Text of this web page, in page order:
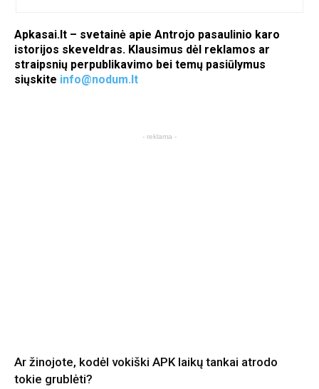
Apkasai.lt – svetainė apie Antrojo pasaulinio karo
istorijos skeveldras. Klausimus dėl reklamos ar
straipsnių perpublikavimo bei temų pasiūlymus
siųskite info@nodum.lt
- reklama -
Ar žinojote, kodėl vokiški APK laikų tankai atrodo
tokie grublėti?